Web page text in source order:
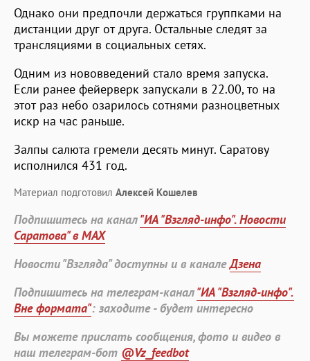
Однако они предпочли держаться группками на
дистанции друг от друга. Остальные следят за
трансляциями в социальных сетях.
Одним из нововведений стало время запуска.
Если ранее фейерверк запускали в 22.00, то на
этот раз небо озарилось сотнями разноцветных
искр на час раньше.
Залпы салюта гремели десять минут. Саратову
исполнился 431 год.
Материал подготовил Алексей Кошелев
Подпишитесь на канал"ИА "Взгляд-инфо". Новости
Саратова" в MAX
Новости "Взгляда" доступны и в каналеДзена
Подпишитесь на телеграм-канал"ИА "Взгляд-инфо".
Вне формата": заходите - будет интересно
Вы можете прислать сообщения, фото и видео в
наш телеграм-бот @Vz_feedbot